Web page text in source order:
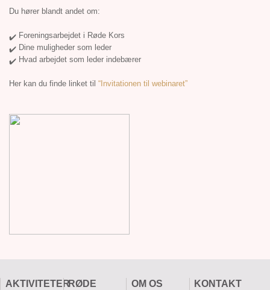
Du hører blandt andet om:
Foreningsarbejdet i Røde Kors
Dine muligheder som leder
Hvad arbejdet som leder indebærer
Her kan du finde linket til “Invitationen til webinaret”
AKTIVITETERRØDE
OM OS KONTAKT